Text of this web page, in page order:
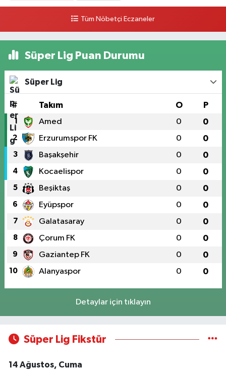
Tüm Nöbetçi Eczaneler
Süper Lig Puan Durumu
Süper Lig
# Takım O P
1 Amed 0 0
2 Erzurumspor FK 0 0
3 Başakşehir 0 0
4 Kocaelispor 0 0
5 Beşiktaş 0 0
6 Eyüpspor 0 0
7 Galatasaray 0 0
8 Çorum FK 0 0
9 Gaziantep FK 0 0
10 Alanyaspor 0 0
Detaylar için tıklayın
Süper Lig Fikstür
14 Ağustos, Cuma